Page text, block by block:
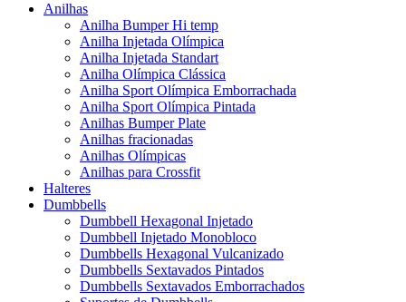
Anilhas
Anilha Bumper Hi temp
Anilha Injetada Olímpica
Anilha Injetada Standart
Anilha Olímpica Clássica
Anilha Sport Olímpica Emborrachada
Anilha Sport Olímpica Pintada
Anilhas Bumper Plate
Anilhas fracionadas
Anilhas Olímpicas
Anilhas para Crossfit
Halteres
Dumbbells
Dumbbell Hexagonal Injetado
Dumbbell Injetado Monobloco
Dumbbells Hexagonal Vulcanizado
Dumbbells Sextavados Pintados
Dumbbells Sextavados Emborrachados